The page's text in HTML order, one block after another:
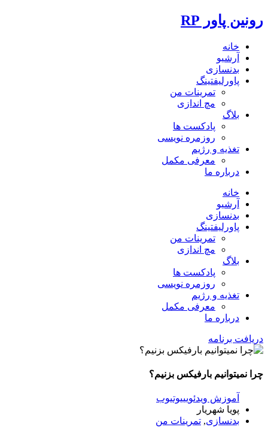
رونین پاور RP
خانه
آرشیو
بدنسازی
پاورلیفتینگ
تمرینات من
مچ اندازی
بلاگ
پادکست ها
روزمره نویسی
تغذیه و رژیم
معرفی مکمل
درباره ما
خانه
آرشیو
بدنسازی
پاورلیفتینگ
تمرینات من
مچ اندازی
بلاگ
پادکست ها
روزمره نویسی
تغذیه و رژیم
معرفی مکمل
درباره ما
دریافت برنامه
چرا نمیتوانیم بارفیکس بزنیم؟
آموزش ویدئویییوتیوب
پویا شهریار
بدنسازی, تمرینات من